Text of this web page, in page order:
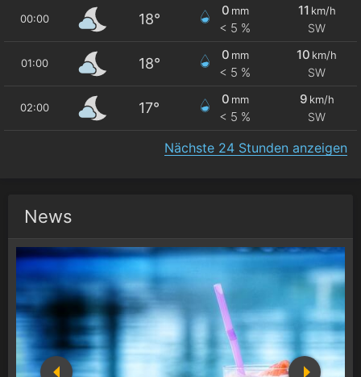
00:00 18°
0 mm
< 5 %
11 km/h
SW
01:00 18°
0 mm
< 5 %
10 km/h
SW
02:00 17°
0 mm
< 5 %
9 km/h
SW
Nächste 24 Stunden anzeigen
News